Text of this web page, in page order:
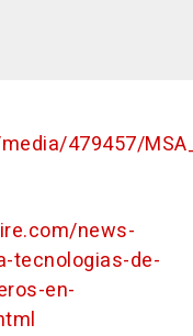
479457/
news-
tecnologias-de-
en-